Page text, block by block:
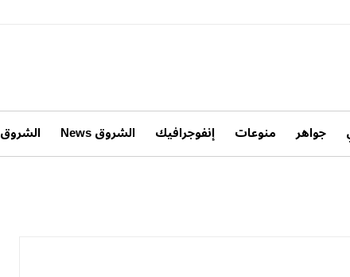
جواهر منوعات إنفوجرافيك الشروق News الشروق TV